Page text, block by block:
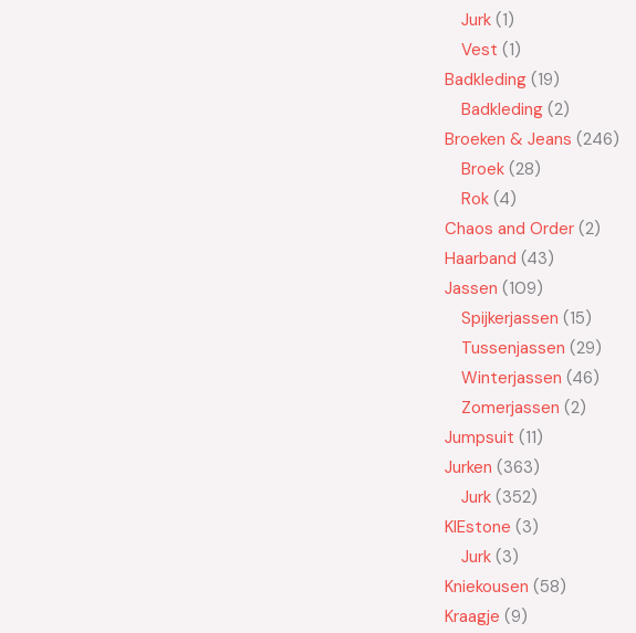
Jurk 1
Vest 1
Badkleding 19
Badkleding 2
Broeken & Jeans 246
Broek 28
Rok 4
Chaos and Order 2
Haarband 43
Jassen 109
Spijkerjassen 15
Tussenjassen 29
Winterjassen 46
Zomerjassen 2
Jumpsuit 11
Jurken 363
Jurk 352
KIEstone 3
Jurk 3
Kniekousen 58
Kraagje 9